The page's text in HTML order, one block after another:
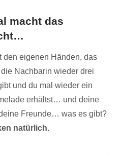
macht das
den eigenen Händen, das
Nachbarin wieder drei
und du mal wieder ein
erhältst… und deine
Freunde… was es gibt?
natürlich.